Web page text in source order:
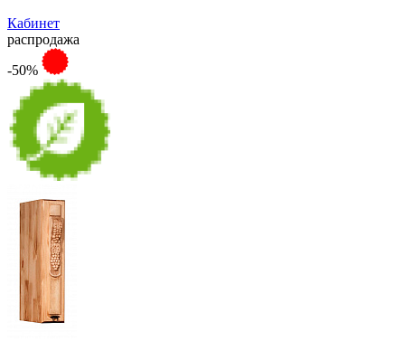
Кабинет
распродажа
-50%